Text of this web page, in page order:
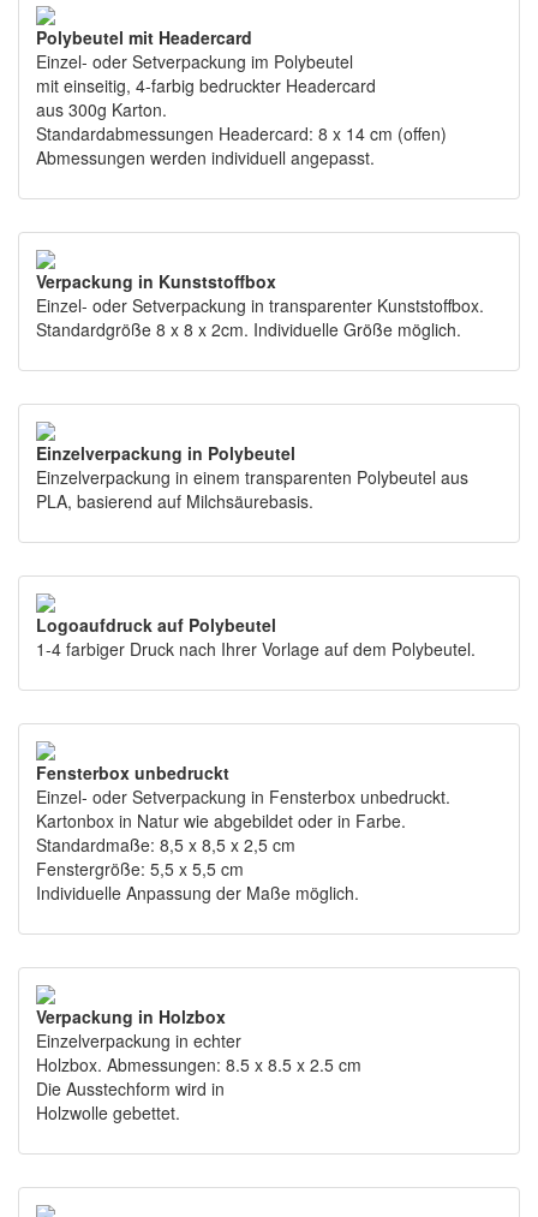
Polybeutel mit Headercard
Einzel- oder Setverpackung im Polybeutel
mit einseitig, 4-farbig bedruckter Headercard
aus 300g Karton.
Standardabmessungen Headercard: 8 x 14 cm (offen)
Abmessungen werden individuell angepasst.
Verpackung in Kunststoffbox
Einzel- oder Setverpackung in transparenter Kunststoffbox.
Standardgröße 8 x 8 x 2cm. Individuelle Größe möglich.
Einzelverpackung in Polybeutel
Einzelverpackung in einem transparenten Polybeutel aus
PLA, basierend auf Milchsäurebasis.
Logoaufdruck auf Polybeutel
1-4 farbiger Druck nach Ihrer Vorlage auf dem Polybeutel.
Fensterbox unbedruckt
Einzel- oder Setverpackung in Fensterbox unbedruckt.
Kartonbox in Natur wie abgebildet oder in Farbe.
Standardmaße: 8,5 x 8,5 x 2,5 cm
Fenstergröße: 5,5 x 5,5 cm
Individuelle Anpassung der Maße möglich.
Verpackung in Holzbox
Einzelverpackung in echter
Holzbox. Abmessungen: 8.5 x 8.5 x 2.5 cm
Die Ausstechform wird in
Holzwolle gebettet.